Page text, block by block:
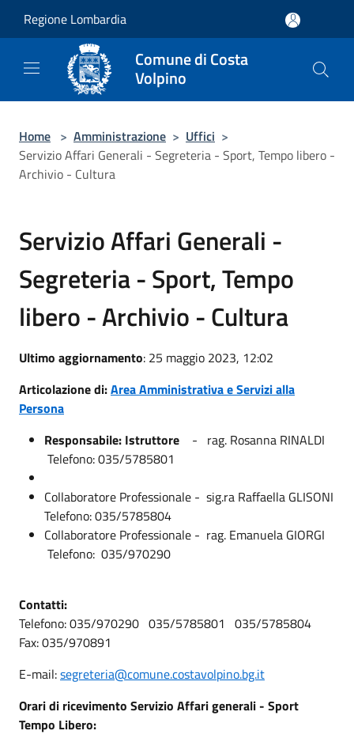
Regione Lombardia
Comune di Costa
Volpino
Home > Amministrazione > Uffici >
Servizio Affari Generali - Segreteria - Sport, Tempo libero -
Archivio - Cultura
Servizio Affari Generali -
Segreteria - Sport, Tempo
libero - Archivio - Cultura
Ultimo aggiornamento: 25 maggio 2023, 12:02
Articolazione di:Area Amministrativa e Servizi alla
Persona
Responsabile: Istruttore
- rag. Rosanna RINALDI
Telefono: 035/5785801
Collaboratore Professionale - sig.ra Raffaella GLISONI
Telefono: 035/5785804
Collaboratore Professionale - rag. Emanuela GIORGI
Telefono: 035/970290
Contatti:
Telefono: 035/970290 035/5785801 035/5785804
Fax: 035/970891
E-mail:segreteria@comune.costavolpino.bg.it
Orari di ricevimento Servizio Affari generali - Sport
Tempo Libero: